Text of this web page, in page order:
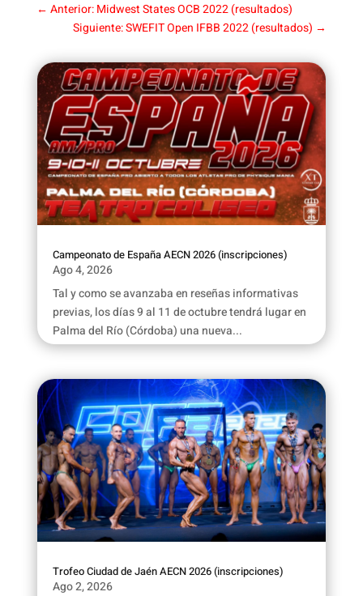
← Anterior: Midwest States OCB 2022 (resultados)
Siguiente: SWEFIT Open IFBB 2022 (resultados) →
Campeonato de España AECN 2026 (inscripciones)
Ago 4, 2026
Tal y como se avanzaba en reseñas informativas
previas, los días 9 al 11 de octubre tendrá lugar en
Palma del Río (Córdoba) una nueva...
Trofeo Ciudad de Jaén AECN 2026 (inscripciones)
Ago 2, 2026